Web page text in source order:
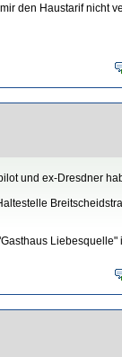
den Haustarif nicht
und ex-Dresdner